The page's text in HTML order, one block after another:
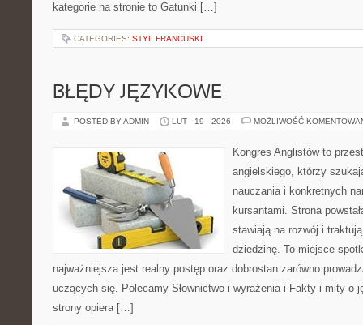
kategorie na stronie to Gatunki […]
CATEGORIES: STYL FRANCUSKI
BŁĘDY JĘZYKOWE
POSTED BY ADMIN LUT - 19 - 2026 MOŻLIWOŚĆ
Kongres Anglistów to
angielskiego, którzy
nauczania i konkretnych
kursantami. Strona
stawiają na rozwój i
dziedzinę. To miejsce
najważniejsza jest realny postęp oraz dobrostan zarówno
uczących się. Polecamy Słownictwo i wyrażenia i Fakty i mity o
strony opiera […]